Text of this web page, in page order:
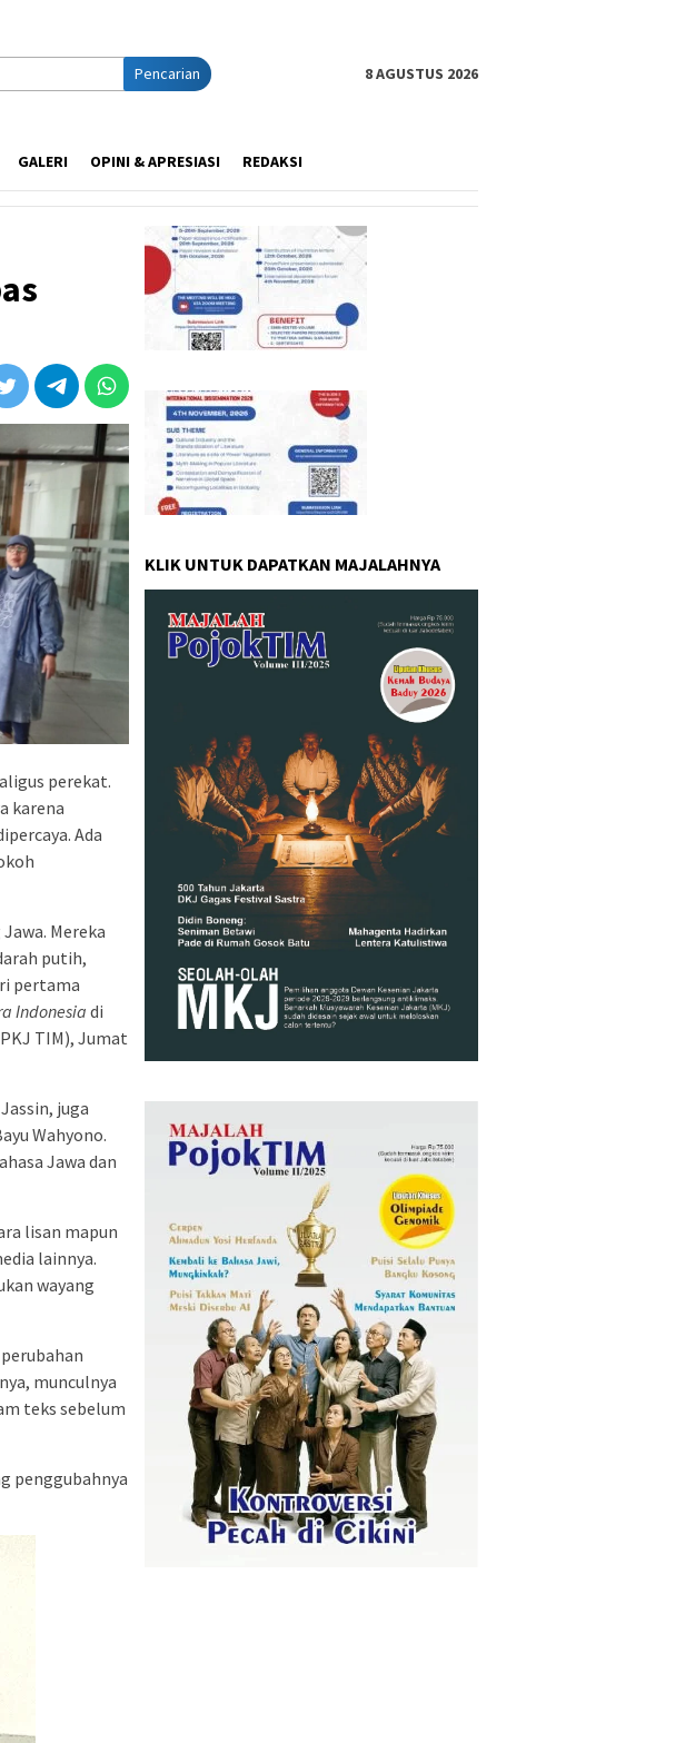
Pencarian
8 AGUSTUS 2026
GALERI OPINI & APRESIASI REDAKSI
perekat.
karena
Ada
Mereka
putih,
pertama
Indonesiadi
TIM), Jumat
juga
Wahyono.
Jawa dan
lisan mapun
lainnya.
wayang
munculnya
teks sebelum
penggubahnya
KLIK UNTUK DAPATKAN MAJALAHNYA